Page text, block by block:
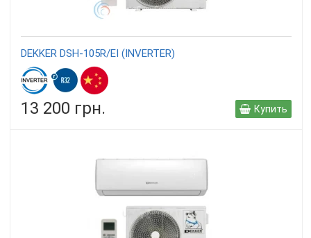
DEKKER DSH-105R/EI (INVERTER)
13 200 грн. Купить